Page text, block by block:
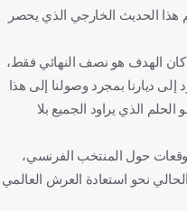
هذا الحديث الخارجي الذي يحصر
كان الهدف هو نصف النهائي فقط،
ديارنا بمجرد وصولنا إلى هذا
الذي يراود الجميع بلا
حول المنتخب الفرنسي،
نحو استعادة العرش العالمي